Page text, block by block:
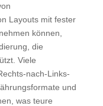
Layouts mit fester
können,
die
Viele
nach-Links-
und
was teure